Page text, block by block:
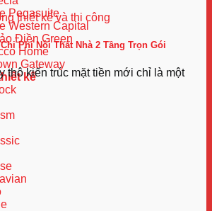
Pegasuite
Western Capital
Điền Green
Home
Gateway
kế
Phí Nội Thất Nhà 2 Tầng Trọn Gói
thô kiến trúc mặt tiền mới chỉ là một